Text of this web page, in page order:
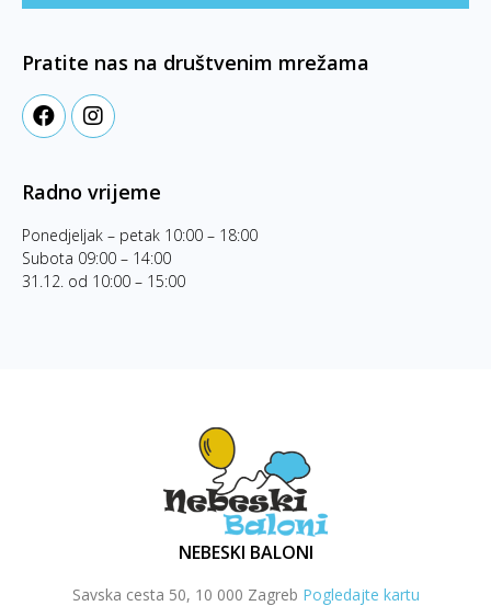
Pratite nas na društvenim mrežama
Radno vrijeme
Ponedjeljak – petak 10:00 – 18:00
Subota 09:00 – 14:00
31.12. od 10:00 – 15:00
NEBESKI BALONI
Savska cesta 50, 10 000 Zagreb Pogledajte kartu